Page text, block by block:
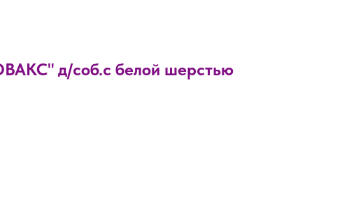
д/соб.с белой шерстью